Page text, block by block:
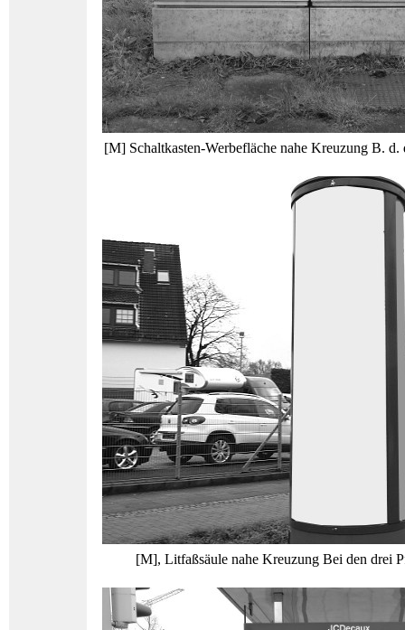
[M] Schaltkasten-Werbefläche nahe Kreuzung B.
[M], Litfaßsäule nahe Kreuzung Bei den drei